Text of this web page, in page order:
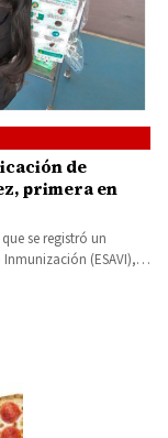
de
primera en
se registró un
Inmunización (ESAVI),…